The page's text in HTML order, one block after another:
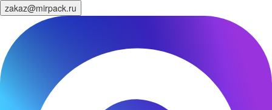
zakaz@mirpack.ru